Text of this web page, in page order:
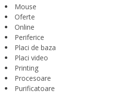
Mouse
Oferte
Online
Periferice
Placi de baza
Placi video
Printing
Procesoare
Purificatoare